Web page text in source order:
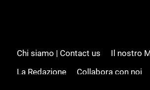
Chi siamo | Contact us
Il nostro
La Redazione
Collabora con noi